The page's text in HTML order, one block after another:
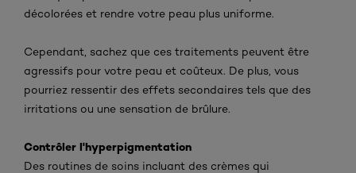
décolorées et rendre votre peau plus uniforme.
Cependant, sachez que ces traitements peuvent être
agressifs pour votre peau et coûteux. De plus, vous
pourriez ressentir des effets secondaires tels que des
irritations ou une sensation de brûlure.
Contrôler l'hyperpigmentation
Des routines de soins incluant des crèmes qui